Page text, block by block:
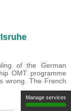
of the German
OMT programme
wrong. The French
Manage services